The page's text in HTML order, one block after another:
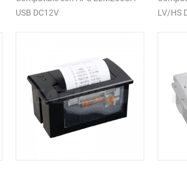
USB DC12V
LV/HS